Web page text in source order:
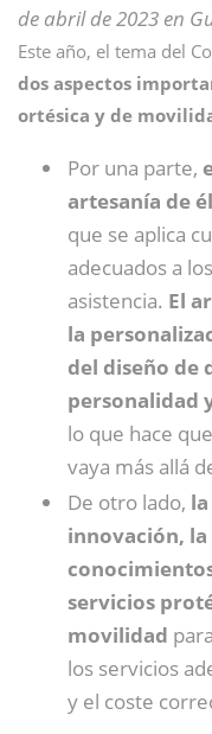
de abril de 2023 en
Este año, el tema del
dos aspectos
ortésica y de
Por una parte,
artesanía de
que se aplica
adecuados a
asistencia. El
la
del diseño de
personalidad
lo que hace
vaya más allá
De otro lado,
innovación,
servicios
movilidad
los servicios
y el coste